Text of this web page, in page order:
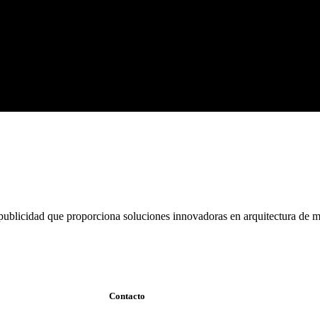
que proporciona soluciones innovadoras en arquitectura de
Contacto